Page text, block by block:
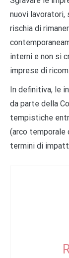
nuovi lavoratori,
rischia di
interni e non si
imprese di
In definitiva, le
da parte della
tempistiche
(arco temporale
termini di